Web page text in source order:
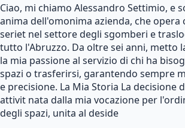
Ciao, mi chiamo Alessandro Settimio, e
anima dell'omonima azienda, che opera
seriet nel settore degli sgomberi e
tutto l'Abruzzo. Da oltre sei anni, metto
la mia passione al servizio di chi ha
spazi o trasferirsi, garantendo sempre
e precisione. La Mia Storia La decisione
attivit nata dalla mia vocazione per
degli spazi, unita al deside